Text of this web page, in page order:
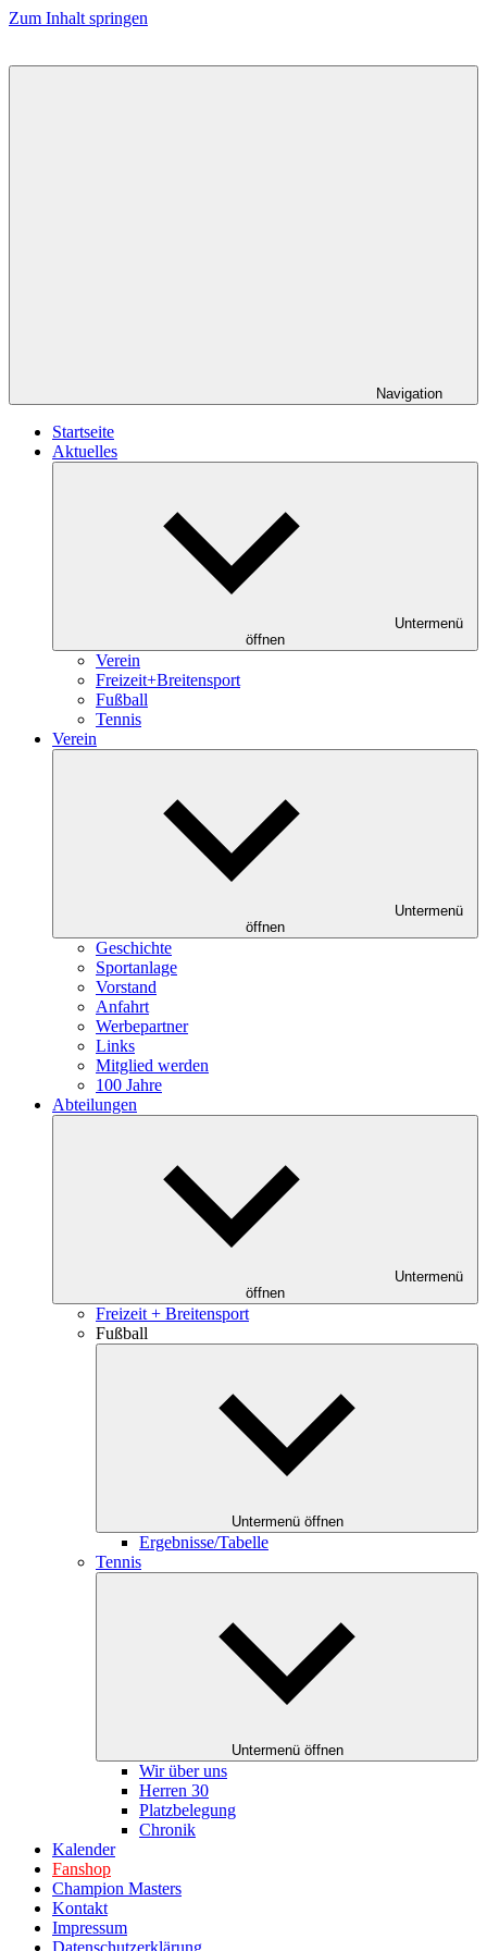
Zum Inhalt springen
Navigation
Startseite
Aktuelles
Untermenü
öffnen
Verein
Freizeit+Breitensport
Fußball
Tennis
Verein
Untermenü
öffnen
Geschichte
Sportanlage
Vorstand
Anfahrt
Werbepartner
Links
Mitglied werden
100 Jahre
Abteilungen
Untermenü
öffnen
Freizeit + Breitensport
Fußball
Untermenü öffnen
Ergebnisse/Tabelle
Tennis
Untermenü öffnen
Wir über uns
Herren 30
Platzbelegung
Chronik
Kalender
Fanshop
Champion Masters
Kontakt
Impressum
Datenschutzerklärung